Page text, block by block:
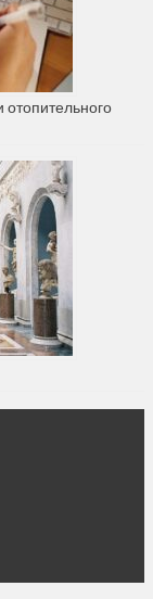
отопительного